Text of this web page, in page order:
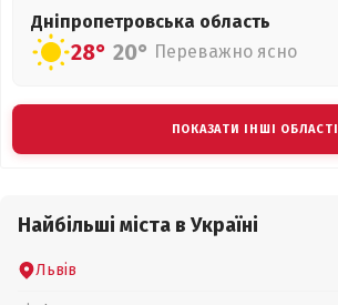
Дніпропетровська область
28° 20° Переважно ясно
ПОКАЗАТИ ІНШІ ОБЛАСТІ
Найбільші міста в Україні
Львів